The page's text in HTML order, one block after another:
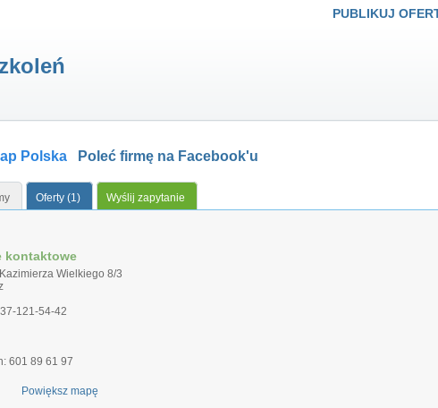
PUBLIKUJ
Polska Poleć firmę na Facebook'u
Oferty (1) Wyślij zapytanie
kontaktowe
Wielkiego 8/3
121-54-42
601 89 61 97
Powiększ mapę